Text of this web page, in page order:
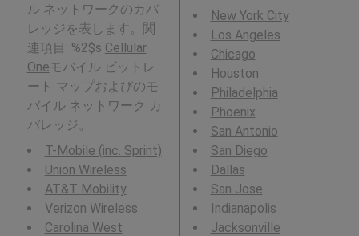
ル ネットワークのカバ
レッジを表します。関
連項目: %2$s Cellular
Oneモバイル ビットレ
ート マップおよびのモ
バイル ネットワーク カ
バレッジ。
T-Mobile (inc. Sprint)
Union Wireless
AT&T Mobility
Verizon Wireless
Carolina West
New York City
Los Angeles
Chicago
Houston
Philadelphia
Phoenix
San Antonio
San Diego
Dallas
San Jose
Indianapolis
Jacksonville